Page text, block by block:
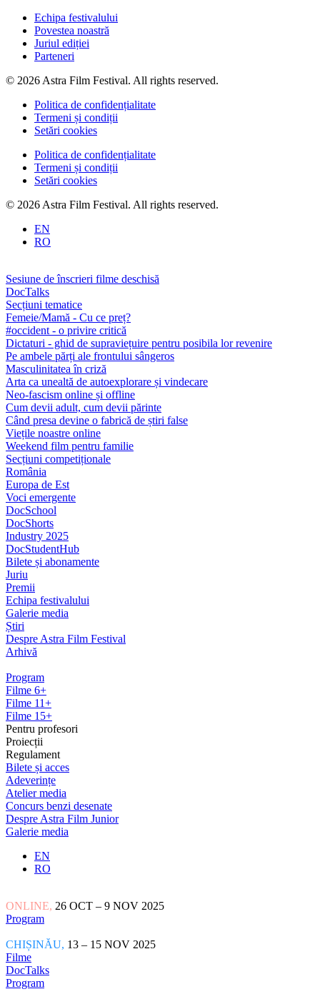
Echipa festivalului
Povestea noastră
Juriul ediției
Parteneri
© 2026 Astra Film Festival. All rights reserved.
Politica de confidențialitate
Termeni și condiții
Setări cookies
Politica de confidențialitate
Termeni și condiții
Setări cookies
© 2026 Astra Film Festival. All rights reserved.
EN
RO
Sesiune de înscrieri filme deschisă
DocTalks
Secțiuni tematice
Femeie/Mamă - Cu ce preț?
#occident - o privire critică
Dictaturi - ghid de supraviețuire pentru posibila lor revenire
Pe ambele părți ale frontului sângeros
Masculinitatea în criză
Arta ca unealtă de autoexplorare și vindecare
Neo-fascism online și offline
Cum devii adult, cum devii părinte
Când presa devine o fabrică de știri false
Viețile noastre online
Weekend film pentru familie
Secțiuni competiționale
România
Europa de Est
Voci emergente
DocSchool
DocShorts
Industry 2025
DocStudentHub
Bilete și abonamente
Juriu
Premii
Echipa festivalului
Galerie media
Știri
Despre Astra Film Festival
Arhivă
Program
Filme 6+
Filme 11+
Filme 15+
Pentru profesori
Proiecții
Regulament
Bilete și acces
Adeverințe
Atelier media
Concurs benzi desenate
Despre Astra Film Junior
Galerie media
EN
RO
ONLINE, 26 OCT – 9 NOV 2025
Program
CHIȘINĂU, 13 – 15 NOV 2025
Filme
DocTalks
Program